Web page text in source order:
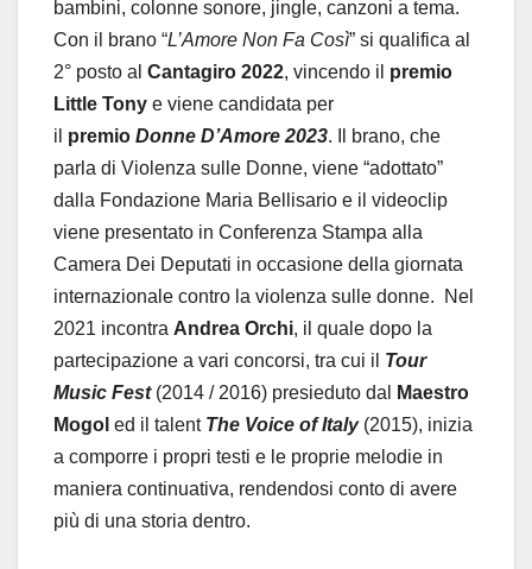
bambini, colonne sonore, jingle, canzoni a tema.
Con il brano “L’Amore Non Fa Così” si qualifica al
2° posto al Cantagiro 2022, vincendo il premio
Little Tony e viene candidata per
il premio Donne D’Amore 2023. Il brano, che
parla di Violenza sulle Donne, viene “adottato”
dalla Fondazione Maria Bellisario e il videoclip
viene presentato in Conferenza Stampa alla
Camera Dei Deputati in occasione della giornata
internazionale contro la violenza sulle donne. Nel
2021 incontra Andrea Orchi, il quale dopo la
partecipazione a vari concorsi, tra cui il Tour
Music Fest(2014 / 2016) presieduto dal
Maestro
Mogol ed il talent The Voice of Italy(2015), inizia
a comporre i propri testi e le proprie melodie in
maniera continuativa, rendendosi conto di avere
più di una storia dentro.